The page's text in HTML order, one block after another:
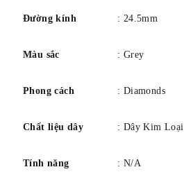
Đường kính : 24.5mm
Màu sắc : Grey
Phong cách : Diamonds
Chất liệu dây : Dây Kim Loại
Tính năng : N/A